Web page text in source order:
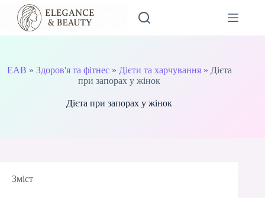
Перейти
вмісту
EAB » Здоров'я та фітнес» Дієти та харчування» Дієта
при запорах у жінок
Дієта при запорах у жінок
Зміст